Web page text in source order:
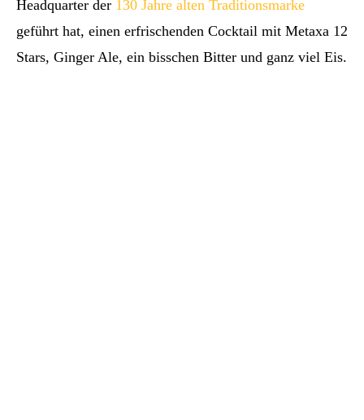
Headquarter der 130 Jahre alten Traditionsmarke
geführt hat, einen erfrischenden Cocktail mit Metaxa 12
Stars, Ginger Ale, ein bisschen Bitter und ganz viel Eis.